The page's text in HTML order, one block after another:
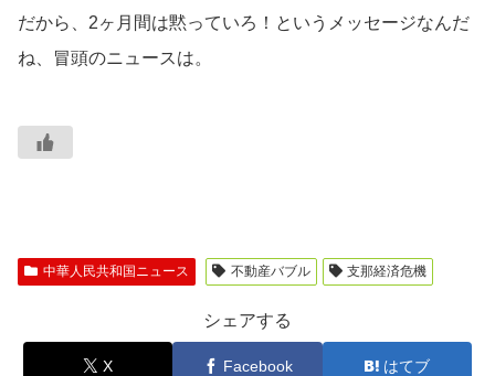
だから、2ヶ月間は黙っていろ！というメッセージなんだ
ね、冒頭のニュースは。
中華人民共和国ニュース 不動産バブル 支那経済危機
シェアする
X Facebook はてブ